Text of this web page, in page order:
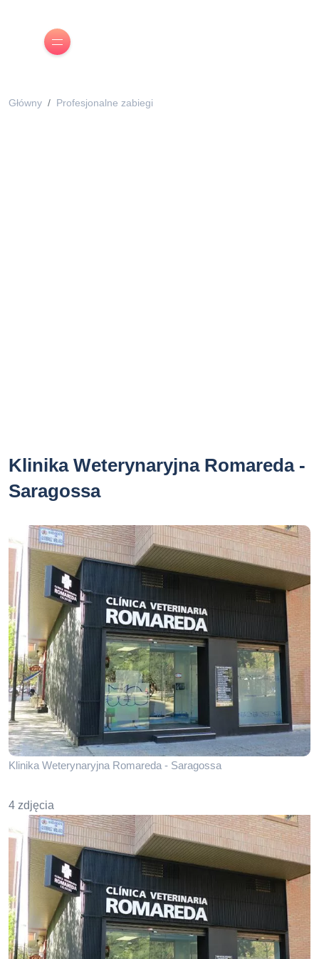
Główny Profesjonalne zabiegi
Klinika Weterynaryjna Romareda -
Saragossa
Klinika Weterynaryjna Romareda - Saragossa
4 zdjęcia